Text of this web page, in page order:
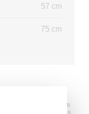
57 cm
75 cm
Law, the use
for its own purposes